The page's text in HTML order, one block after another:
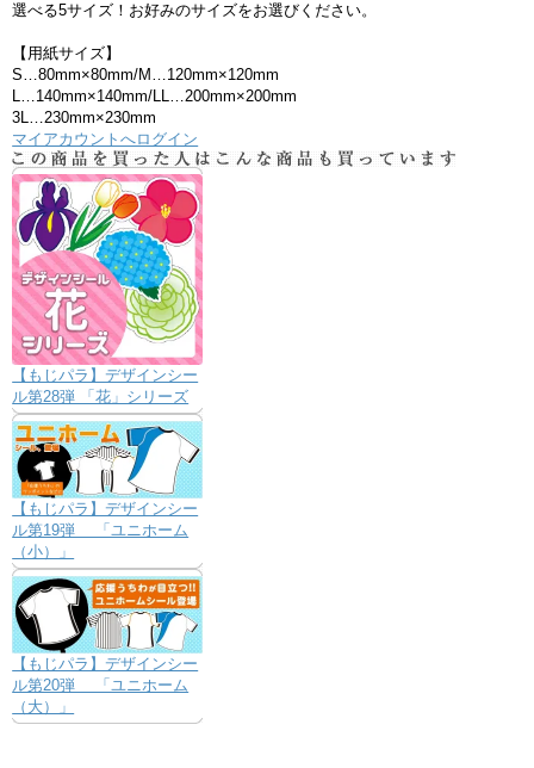
選べる5サイズ！お好みのサイズをお選びください。
【用紙サイズ】
S…80mm×80mm/M…120mm×120mm
L…140mm×140mm/LL…200mm×200mm
3L…230mm×230mm
マイアカウントへログイン
【もじパラ】デザインシー
ル第28弾 「花」シリーズ
【もじパラ】デザインシー
ル第19弾 「ユニホーム
（小）」
【もじパラ】デザインシー
ル第20弾 「ユニホーム
（大）」